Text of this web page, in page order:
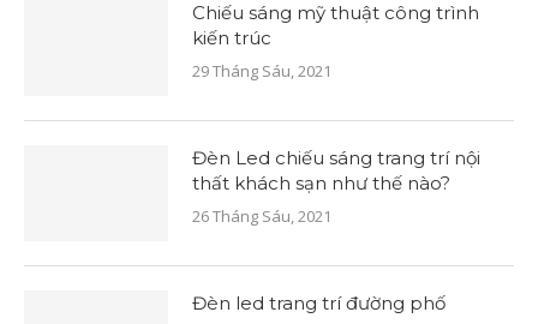
Chiếu sáng mỹ thuật công trình
kiến trúc
29 Tháng Sáu, 2021
Đèn Led chiếu sáng trang trí nội
thất khách sạn như thế nào?
26 Tháng Sáu, 2021
Đèn led trang trí đường phố